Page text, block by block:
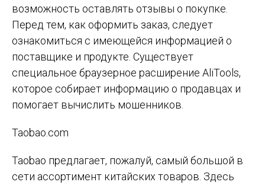
возможность оставлять отзывы о покупке.
Перед тем, как оформить заказ, следует
ознакомиться с имеющейся информацией о
поставщике и продукте. Существует
специальное браузерное расширение AliTools,
которое собирает информацию о продавцах и
помогает вычислить мошенников.
Taobao.com
Taobao предлагает, пожалуй, самый большой в
сети ассортимент китайских товаров. Здесь